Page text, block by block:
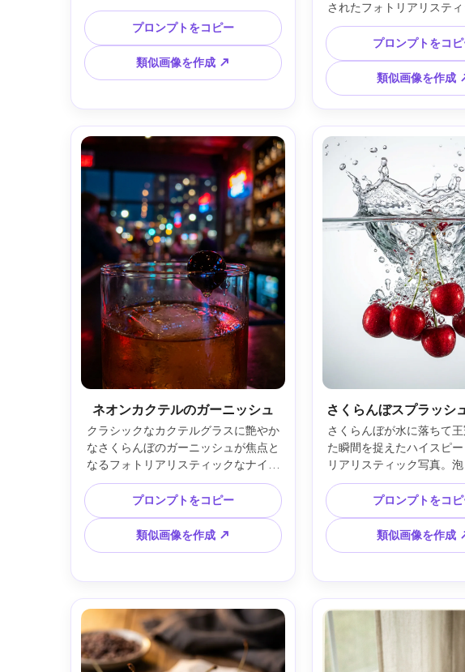
ト、暗くムーディーな背景、柔らかな
サイドライトとやさしいリムライト、
極めて細かいディテール。Sony A7R
IV、100mmマクロレンズ、f/4、浅い
被写界深度、水滴にピントが合ったシ
レード --ar 4:5
プロンプトをコピー
類似画像を作成 ↗
されたフォトリアリステ
真。クリーンなハイキーラ
でフルーツ下に柔らかな影
色とシャープなテクスチ
EOS R5、85mmレンズ、
図、ECサイト用スタイル
余分な小道具なし、文字
プロンプトをコ
類似画像を作成
ネオンカクテルのガーニッシュ
クラシックなカクテルグラスに艶やか
なさくらんぼのガーニッシュが焦点と
なるフォトリアリスティックなナイト
バーシーン。ネオンレッド＆ブルーの
反射、グラス表面の水滴、背景にボケ
たシティライト。Sony A7IV、50mm
f/1.4、浅い被写界深度、シネマティッ
クなライティングと高コントラスト、
プロンプトをコピー
類似画像を作成 ↗
さくらんぼスプラッシ
さくらんぼが水に落ちて
た瞬間を捉えたハイスピ
リアリスティック写真。
やかなハイライト、白から
デーションのスタジオ背
EOS R3、100mmマク
f/11、ウルトラシャープ、
タイル、鮮やかな赤、ク
プロンプトをコ
類似画像を作成